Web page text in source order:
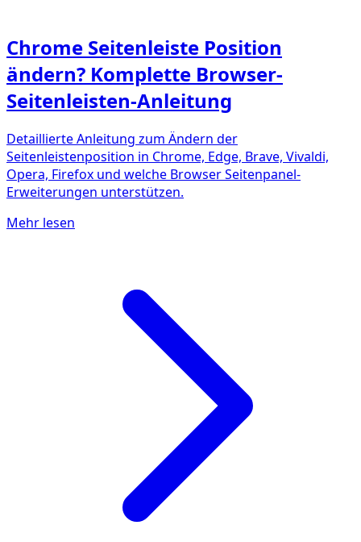
Chrome Seitenleiste Position
ändern? Komplette Browser-
Seitenleisten-Anleitung
Detaillierte Anleitung zum Ändern der
Seitenleistenposition in Chrome, Edge, Brave, Vivaldi,
Opera, Firefox und welche Browser Seitenpanel-
Erweiterungen unterstützen.
Mehr lesen